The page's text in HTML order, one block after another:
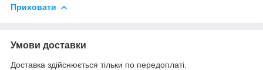
Приховати
Умови доставки
Доставка здійснюється тільки по передоплаті.